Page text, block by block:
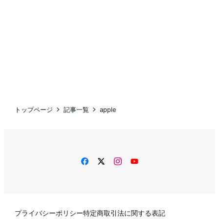
トップページ 記事一覧 apple
facebooktwitterinstagram
YouTube
プライバシーポリシー特定商取引法に関する表記